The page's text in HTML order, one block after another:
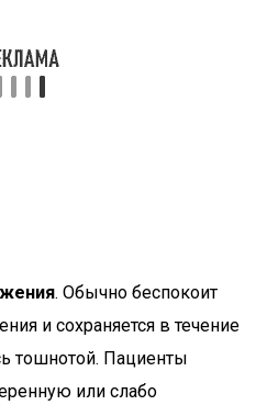
. Обычно беспокоит
и сохраняется в течение
тошнотой. Пациенты
или слабо